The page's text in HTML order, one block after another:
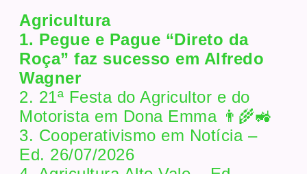
Agricultura
1. Pegue e Pague “Direto da
Roça” faz sucesso em Alfredo
Wagner
2. 21ª Festa do Agricultor e do
Motorista em Dona Emma 👨‍🌾🚜
3. Cooperativismo em Notícia –
Ed. 26/07/2026